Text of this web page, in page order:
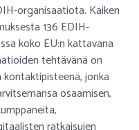
organisaatiota. Kaiken
136 EDIH-
koko EU:n kattavana
tehtävänä on
jonka
osaamisen,